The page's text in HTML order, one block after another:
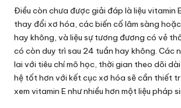
Điều còn chưa được giải đáp là liệu vitamin
thay đổi xơ hóa, các biến cố lâm sàng
hay không, và liệu sự tương đương có vẻ
có còn duy trì sau 24 tuần hay không. Các
lai với tiêu chí mô học, thời gian theo dõi
hệ tốt hơn với kết cục xơ hóa sẽ cần thiết
xem vitamin E như nhiều hơn một liệu pháp